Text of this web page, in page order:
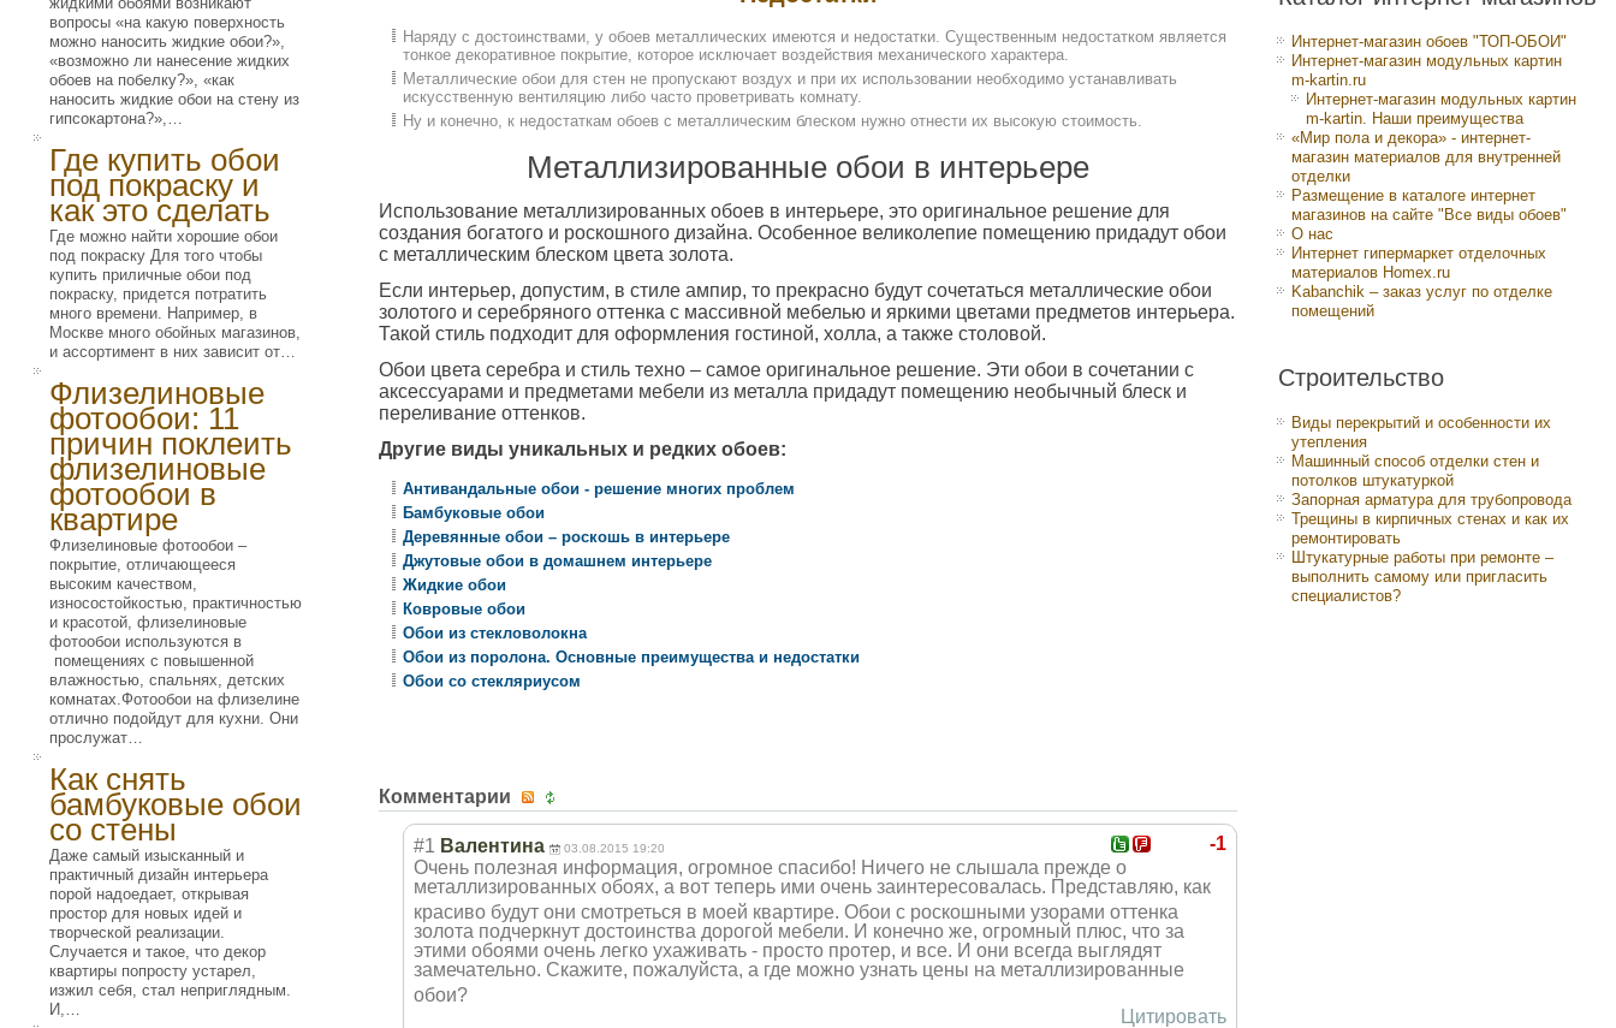
вопросы «на какую поверхность
можно наносить жидкие обои?»,
«возможно ли нанесение жидких
обоев на побелку?», «как
наносить жидкие обои на стену из
гипсокартона?»,…
Где купить обои
под покраску и
как это сделать
Где можно найти хорошие обои
под покраску Для того чтобы
купить приличные обои под
покраску, придется потратить
много времени. Например, в
Москве много обойных магазинов,
и ассортимент в них зависит от…
Флизелиновые
фотообои: 11
причин поклеить
флизелиновые
фотообои в
квартире
Флизелиновые фотообои –
покрытие, отличающееся
высоким качеством,
износостойкостью, практичностью
и красотой, флизелиновые
фотообои используются в
помещениях с повышенной
влажностью, спальнях, детских
комнатах.Фотообои на флизелине
отлично подойдут для кухни. Они
прослужат…
Как снять
бамбуковые обои
со стены
Даже самый изысканный и
практичный дизайн интерьера
порой надоедает, открывая
простор для новых идей и
творческой реализации.
Случается и такое, что декор
квартиры попросту устарел,
изжил себя, стал неприглядным.
И,…
Наряду с достоинствами, у обоев металлических имеются и недостатки. Существенным недостатком является
тонкое декоративное покрытие, которое исключает воздействия механического характера.
Металлические обои для стен не пропускают воздух и при их использовании необходимо устанавливать
искусственную вентиляцию либо часто проветривать комнату.
Ну и конечно, к недостаткам обоев с металлическим блеском нужно отнести их высокую стоимость.
Металлизированные обои в интерьере
Использование металлизированных обоев в интерьере, это оригинальное решение для
создания богатого и роскошного дизайна. Особенное великолепие помещению придадут обои
с металлическим блеском цвета золота.
Если интерьер, допустим, в стиле ампир, то прекрасно будут сочетаться металлические обои
золотого и серебряного оттенка с массивной мебелью и яркими цветами предметов интерьера.
Такой стиль подходит для оформления гостиной, холла, а также столовой.
Обои цвета серебра и стиль техно – самое оригинальное решение. Эти обои в сочетании с
аксессуарами и предметами мебели из металла придадут помещению необычный блеск и
переливание оттенков.
Другие виды уникальных и редких обоев:
Антивандальные обои - решение многих проблем
Бамбуковые обои
Деревянные обои – роскошь в интерьере
Джутовые обои в домашнем интерьере
Жидкие обои
Ковровые обои
Обои из стекловолокна
Обои из поролона. Основные преимущества и недостатки
Обои со стекляриусом
Комментарии
-1
#1 Валентина 03.08.2015 19:20
Очень полезная информация, огромное спасибо! Ничего не слышала прежде о
металлизированных обоях, а вот теперь ими очень заинтересовалась. Представляю, как
красиво будут они смотреться в моей квартире. Обои с роскошными узорами оттенка
золота подчеркнут достоинства дорогой мебели. И конечно же, огромный плюс, что за
этими обоями очень легко ухаживать - просто протер, и все. И они всегда выглядят
замечательно. Скажите, пожалуйста, а где можно узнать цены на металлизированные
обои?
Цитировать
Интернет-магазин обоев "ТОП-ОБОИ"
Интернет-магазин модульных картин
m-kartin.ru
Интернет-магазин модульных картин
m-kartin. Наши преимущества
«Мир пола и декора» - интернет-
магазин материалов для внутренней
отделки
Размещение в каталоге интернет
магазинов на сайте "Все виды обоев"
О нас
Интернет гипермаркет отделочных
материалов Homex.ru
Kabanchik – заказ услуг по отделке
помещений
Строительство
Виды перекрытий и особенности их
утепления
Машинный способ отделки стен и
потолков штукатуркой
Запорная арматура для трубопровода
Трещины в кирпичных стенах и как их
ремонтировать
Штукатурные работы при ремонте –
выполнить самому или пригласить
специалистов?